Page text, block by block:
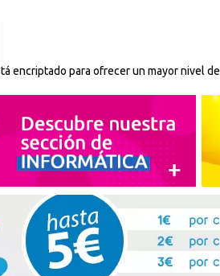
encriptado para ofrecer un mayor nivel